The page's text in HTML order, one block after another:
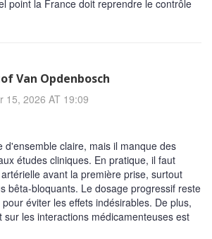
point la France doit reprendre le contrôle
Van Opdenbosch
15, 2026 AT 19:09
d'ensemble claire, mais il manque des
études cliniques. En pratique, il faut
avant la première prise, surtout
bêta-bloquants. Le dosage progressif reste
éviter les effets indésirables. De plus,
sur les interactions médicamenteuses est